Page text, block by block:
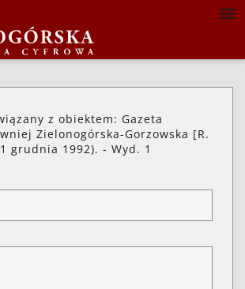
z obiektem: Gazeta
Zielonogórska-Gorzowska [R.
grudnia 1992). - Wyd. 1